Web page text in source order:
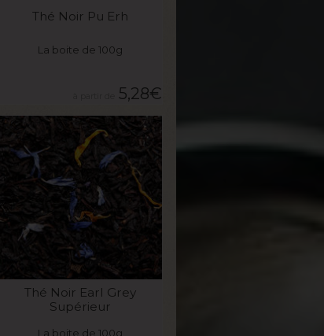
Thé Noir Pu Erh
La boite de 100g
5,28€
Thé Noir Earl Grey
Supérieur
La boite de 100g
VOIR LE PRODUIT